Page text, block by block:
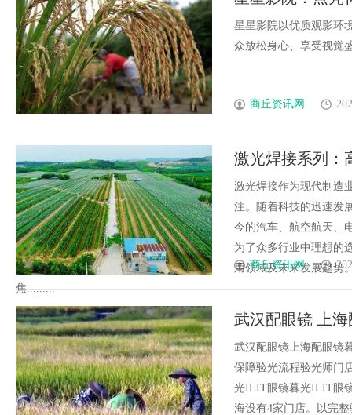
星星影院以优质观影环
众放松身心、享受视觉
商丘资讯网
激光焊接系列：
激光焊接作为现代制造
注。随着科技的迅速发
今的汽车、航空航天、
为了众多行业中理想的
用领域及未来发展趋势
焦.........
商丘资讯网
武汉配眼镜 上
武汉配眼镜上海配眼镜
保障验光流程验光师门
光ILIT眼镜暮光ILIT眼
海设有4家门店。以完